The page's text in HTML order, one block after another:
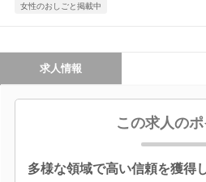
女性のおしごと掲載中
求人情報
この求人のポ
多様な領域で高い信頼を獲得